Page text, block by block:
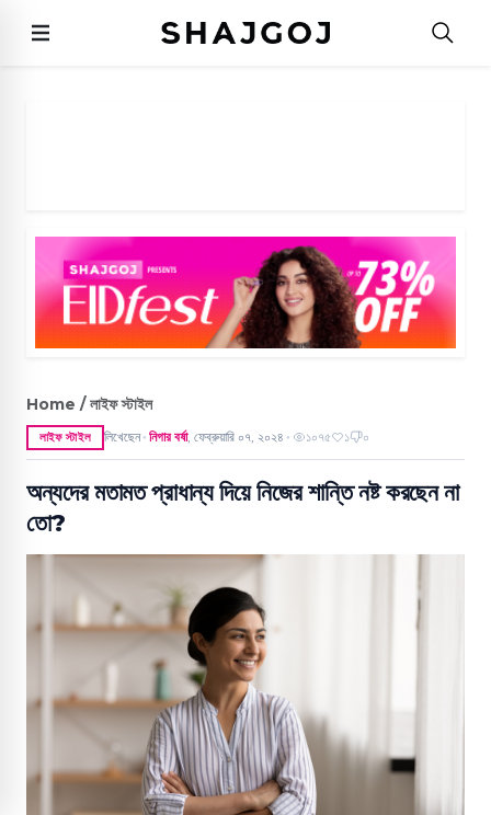
Home / লাইফ স্টাইল
লাইফ স্টাইল লিখেছেন ● নিগার বর্ষা, ফেব্রুয়ারি ০৭, ২০২৪ ● ১০৭৫ ১ ০
অন্যদের মতামত প্রাধান্য দিয়ে নিজের শান্তি নষ্ট করছেন না
তো?